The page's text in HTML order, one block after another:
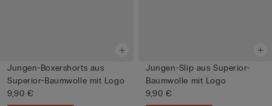
Jungen-Boxershorts aus
Superior-Baumwolle mit Logo
9,90 €
Jungen-Slip aus Superior-
Baumwolle mit Logo
9,90 €